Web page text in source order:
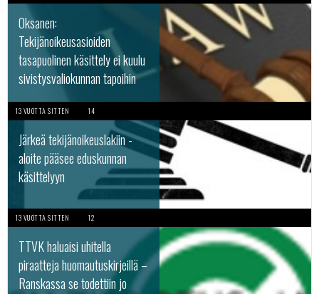
Oksanen:
Tekijänoikeusasioiden
tasapuolinen käsittely ei kuulu
sivistysvaliokunnan tapoihin
13 VUOTTA SITTEN 14
Järkeä tekijänoikeuslakiin -
aloite pääsee eduskunnan
käsittelyyn
13 VUOTTA SITTEN 12
TTVK haluaisi uhitella
piraatteja huomautuskirjeillä –
Ranskassa se todettiin jo